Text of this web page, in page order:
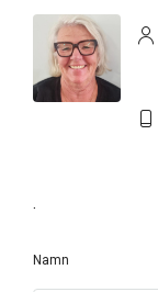
Namn